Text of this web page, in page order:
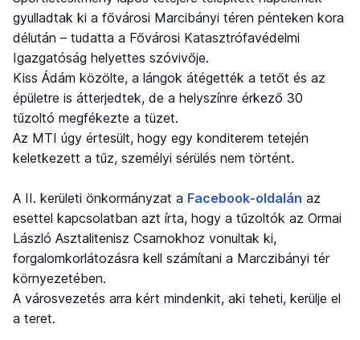
gyulladtak ki a fővárosi Marcibányi téren pénteken kora
délután – tudatta a Fővárosi Katasztrófavédelmi
Igazgatóság helyettes szóvivője.
Kiss Ádám közölte, a lángok átégették a tetőt és az
épületre is átterjedtek, de a helyszínre érkező 30
tűzoltó megfékezte a tüzet.
Az MTI úgy értesült, hogy egy konditerem tetején
keletkezett a tűz, személyi sérülés nem történt.
A II. kerületi önkormányzat a Facebook-oldalán az
esettel kapcsolatban azt írta, hogy a tűzoltók az Ormai
László Asztalitenisz Csarnokhoz vonultak ki,
forgalomkorlátozásra kell számítani a Marczibányi tér
környezetében.
A városvezetés arra kért mindenkit, aki teheti, kerülje el
a teret.